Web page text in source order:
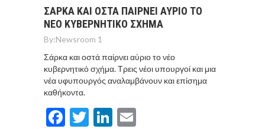
ΣΑΡΚΑ ΚΑΙ ΟΣΤΑ ΠΑΙΡΝΕΙ ΑΥΡΙΟ ΤΟ
ΝΕΟ ΚΥΒΕΡΝΗΤΙΚΟ ΣΧΗΜΑ
By:Newsroom 1
Σάρκα και οστά παίρνει αύριο το νέο
κυβερνητικό σχήμα. Τρεις νέοι υπουργοί και μια
νέα υφυπουργός αναλαμβάνουν και επίσημα
καθήκοντα.
Facebook
TwitterLinkedIn